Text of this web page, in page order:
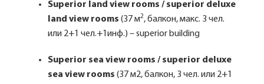
Superior land view rooms / superior deluxe
land view rooms (37 м2, балкон, макс. 3 чел.
или 2+1 чел.+1инф.) – superior building
Superior sea view rooms / superior deluxe
sea view rooms (37 м2, балкон, 3 чел. или 2+1